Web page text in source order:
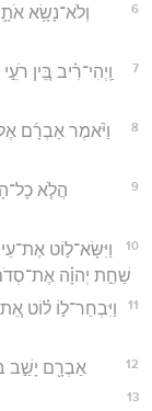
6
וְלֹא־נָשָׂ֥א
7
וַֽיְהִי־רִ֗יב בֵּ֚ין
8
וַיֹּ֨אמֶר אַבְרָ֜ם
9
הֲלֹ֤א
10
וַיִּשָּׂא־ל֣וֹט
שַׁחֵ֣ת יְהוָ֗ה
11
וַיִּבְחַר־ל֣וֹ ל֗וֹט
12 אַבְרָ֖ם יָשַׁ֣ב
13